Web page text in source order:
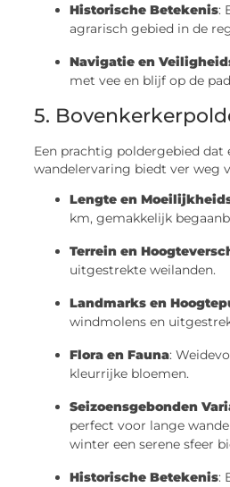
Historische Betekenis:
agrarisch gebied in de
Navigatie en
met vee en blijf op de
5.
Een prachtig poldergebied dat
wandelervaring biedt ver weg
Lengte en
km, gemakkelijk
Terrein en
uitgestrekte weilanden.
Landmarks en
windmolens en
Flora en Fauna:
kleurrijke bloemen.
Seizoensgebonden
perfect voor lange
winter een serene sfeer
Historische Betekenis: